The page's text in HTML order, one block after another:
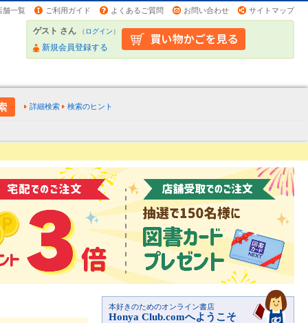
舗一覧 ご利用ガイド よくあるご質問 お問い合わせ サイトマップ
ゲスト さん （ログイン）
新規会員登録する
詳細検索 検索のヒント
本好きのためのオンライン書店
Honya Club.comへようこそ